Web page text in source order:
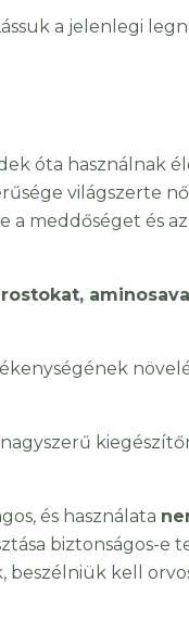
a jelenlegi
óta használnak
világszerte
meddőséget és az
és használata
biztonságos-e
kell